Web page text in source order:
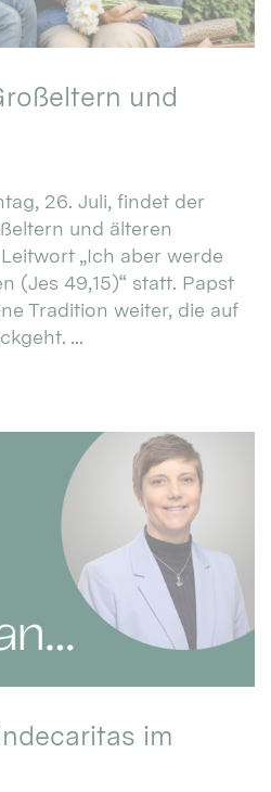
und
26. Juli, findet der
und älteren
„Ich aber werde
(Jes 49,15)“ statt. Papst
Tradition weiter, die auf
...
im